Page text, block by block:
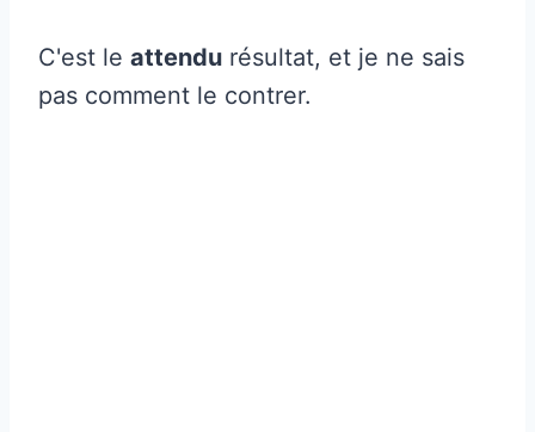
C'est le attendu résultat, et je ne sais
pas comment le contrer.